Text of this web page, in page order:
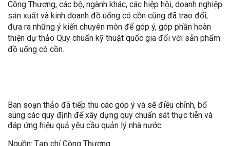
Công Thương, các bộ, ngành khác, các hiệp hội, doanh nghiệp
sản xuất và kinh doanh đồ uống có cồn cũng đã trao đổi,
đưa ra những ý kiến chuyên môn để góp ý, góp phần hoàn
thiện dự thảo Quy chuẩn kỹ thuật quốc gia đối với sản phẩm
đồ uống có cồn.
Ban soạn thảo đã tiếp thu các góp ý và sẽ điều chỉnh, bổ
sung các quy định để xây dựng quy chuẩn sát thực tiễn và
đáp ứng hiệu quả yêu cầu quản lý nhà nước.
Nguồn: Tạp chí Công Thương